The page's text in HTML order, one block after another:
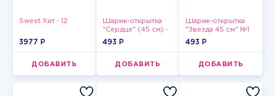
Sweet Хит - 12
3977 P
ДОБАВИТЬ
Шарик-открытка
"Сердце" (45 см) -
2
493 P
ДОБАВИТЬ
Шарик-открытка
"Звезда 45 см" №1
493 P
ДОБАВИТЬ